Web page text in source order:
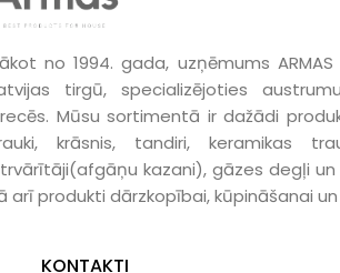
no 1994. gada, uzņēmums
tirgū, specializējoties
Mūsu sortimentā ir dažādi
krāsnis, tandiri, keramikas
kazani), gāzes degļi un
arī produkti dārzkopībai, kūpināšanai
KONTAKTI